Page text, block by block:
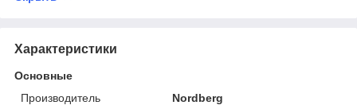
Характеристики
Основные
Производитель
Nordberg